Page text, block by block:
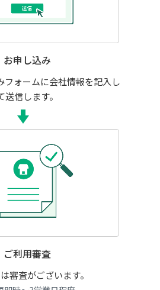
お申し込み
フォームに会社情報を記入し
送信します。
ご利用審査
審査がございます。